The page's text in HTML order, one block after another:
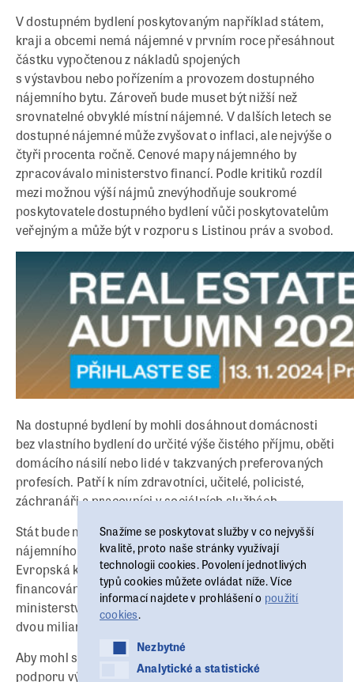
V dostupném bydlení poskytovaným například státem,
kraji a obcemi nemá nájemné v prvním roce přesáhnout
částku vypočtenou z nákladů spojených
s výstavbou nebo pořízením a provozem dostupného
nájemního bytu. Zároveň bude muset být nižší než
srovnatelné obvyklé místní nájemné. V dalších letech se
dostupné nájemné může zvyšovat o inflaci, ale nejvýše o
čtyři procenta ročně. Cenové mapy nájemného by
zpracovávalo ministerstvo financí. Podle kritiků rozdíl
mezi možnou výší nájmů znevýhodňuje soukromé
poskytovatele dostupného bydlení vůči poskytovatelům
veřejným a může být v rozporu s Listinou práv a svobod.
Na dostupné bydlení by mohli dosáhnout domácnosti
bez vlastního bydlení do určité výše čistého příjmu, oběti
domácího násilí nebo lidé v takzvaných preferovaných
profesích. Patří k ním zdravotníci, učitelé, policisté,
záchranáři a pracovníci v sociálních službách.
Stát bude moci poskytnout podporu sektoru dostupného
nájemního bydlení poté, co možnost na jaře schválila
Evropská komise. První tři roky bude zajištěné
financování z Národního plánu obnovy. Letos
ministerstvo pro místní rozvoj počítá s poskytnutím
dvou miliard korun.
Aby mohl stát nabízet zvýhodněné úvěry na
podporu výstavby dostupného bydlení, Sněmovna v
Snažíme se poskytovat služby v co nejvyšší
kvalitě, proto naše stránky využívají
technologii cookies. Povolení jednotlivých
typů cookies můžete ovládat níže. Více
informací najdete v prohlášení o použití
cookies.
NezbytnéNezbytné
Analytické a statistické
Analytické a statistické